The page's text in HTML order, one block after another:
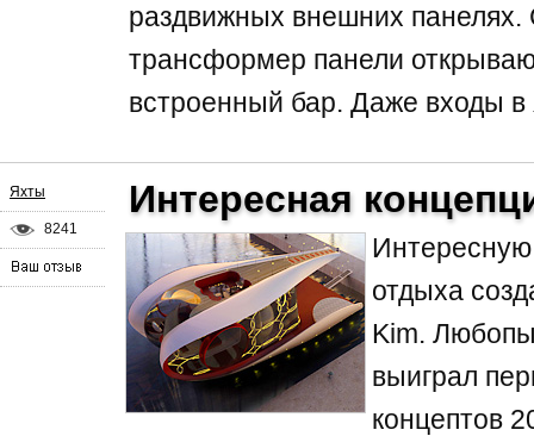
раздвижных внешних
трансформер панели
встроенный бар. Даже входы в
Яхты
8241
Интересная
отдыха
Kim.
выиграл
концептов